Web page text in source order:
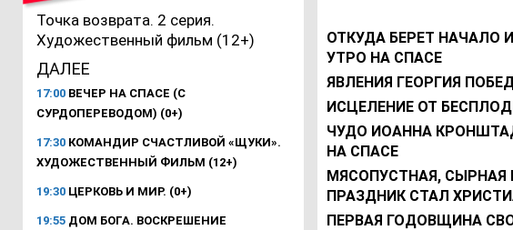
Точка возврата. 2 серия.
Художественный фильм (12+)
ДАЛЕЕ
17:00 ВЕЧЕР НА СПАСЕ (С
СУРДОПЕРЕВОДОМ) (0+)
17:30 КОМАНДИР СЧАСТЛИВОЙ «ЩУКИ».
ХУДОЖЕСТВЕННЫЙ ФИЛЬМ (12+)
19:30 ЦЕРКОВЬ И МИР. (0+)
19:55 ДОМ БОГА. ВОСКРЕШЕНИЕ
ОТКУДА БЕРЕТ НАЧАЛО
УТРО НА СПАСЕ
ЯВЛЕНИЯ ГЕОРГИЯ
ИСЦЕЛЕНИЕ ОТ
ЧУДО ИОАННА
НА СПАСЕ
МЯСОПУСТНАЯ, СЫРНАЯ
ПРАЗДНИК СТАЛ
ПЕРВАЯ ГОДОВЩИНА